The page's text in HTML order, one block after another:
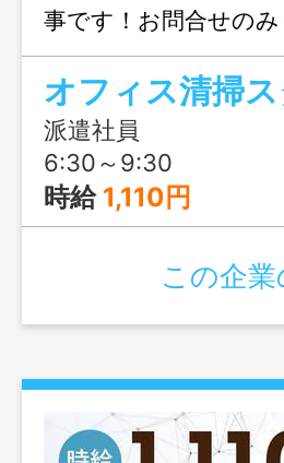
事です！お問合せの
でお気軽にご連絡く
オフィス清掃
派遣社員
6:30～9:30
時給 1,110円
この企